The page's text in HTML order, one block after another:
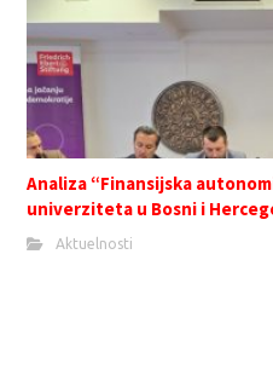
Analiza “Finansijska
univerziteta u Bosni i
Aktuelnosti